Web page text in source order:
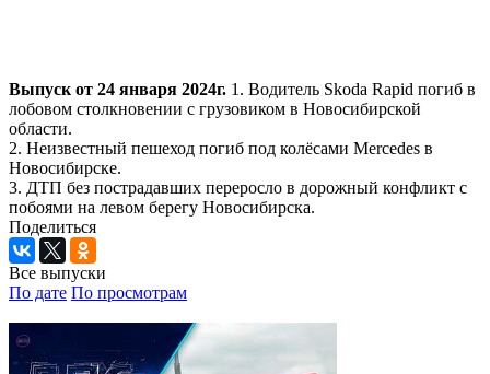
Выпуск от 24 января 2024г. 1. Водитель Skoda Rapid погиб в
лобовом столкновении с грузовиком в Новосибирской
области.
2. Неизвестный пешеход погиб под колёсами Mercedes в
Новосибирске.
3. ДТП без пострадавших переросло в дорожный конфликт с
побоями на левом берегу Новосибирска.
Поделиться
Все выпуски
По дате По просмотрам